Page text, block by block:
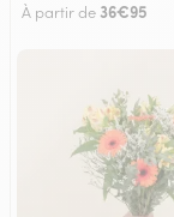
À partir de 36€95